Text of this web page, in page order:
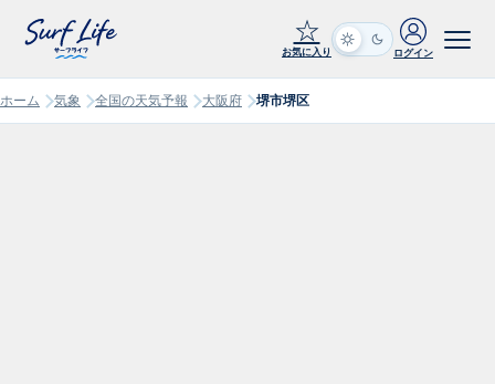
☆
お気に入り ログイン
ホーム 気象 全国の天気予報 大阪府 堺市堺区